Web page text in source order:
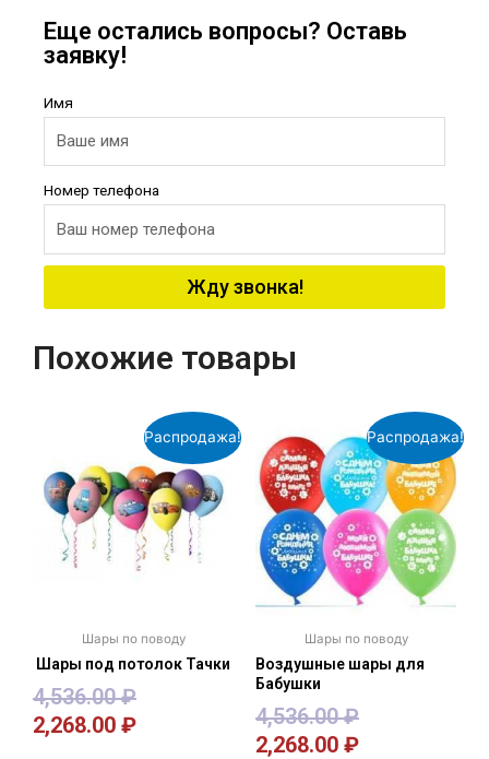
Еще остались вопросы? Оставь
заявку!
Имя
Номер телефона
Жду звонка!
Похожие товары
Распродажа!
Шары по поводу
Шары под потолок Тачки
4,536.00₽
2,268.00 ₽
Распродажа!
Шары по поводу
Воздушные шары для
Бабушки
4,536.00₽
2,268.00 ₽